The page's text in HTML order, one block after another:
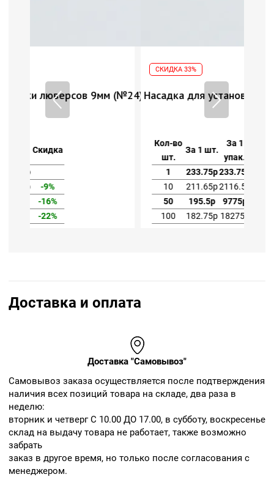
(№24)Насадка для установки люверсов 9мм (№24)
-9%
-16%
-22%
Доставка и оплата
Доставка "Самовывоз"
Cамовывоз заказа осуществляется после подтверждения
наличия всех позиций товара на складе, два раза в
неделю:
вторник и четверг С 10.00 ДО 17.00, в субботу, воскресенье
склад на выдачу товара не работает, также возможно
забрать
заказ в другое время, но только после согласования с
менеджером.